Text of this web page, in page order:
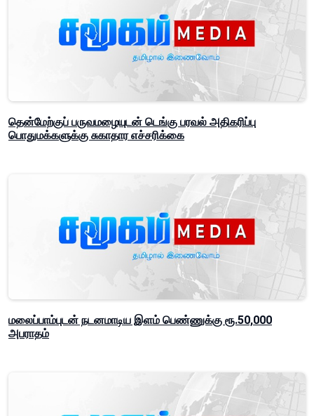
தென்மேற்குப் பருவமழையுடன் டெங்கு பரவல் அதிகரிப்பு
பொதுமக்களுக்கு சுகாதார எச்சரிக்கை
மலைப்பாம்புடன் நடனமாடிய இளம் பெண்ணுக்கு ரூ.50,000
அபராதம்